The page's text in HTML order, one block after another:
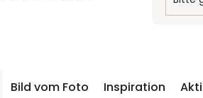
Bild vom Foto Inspiration